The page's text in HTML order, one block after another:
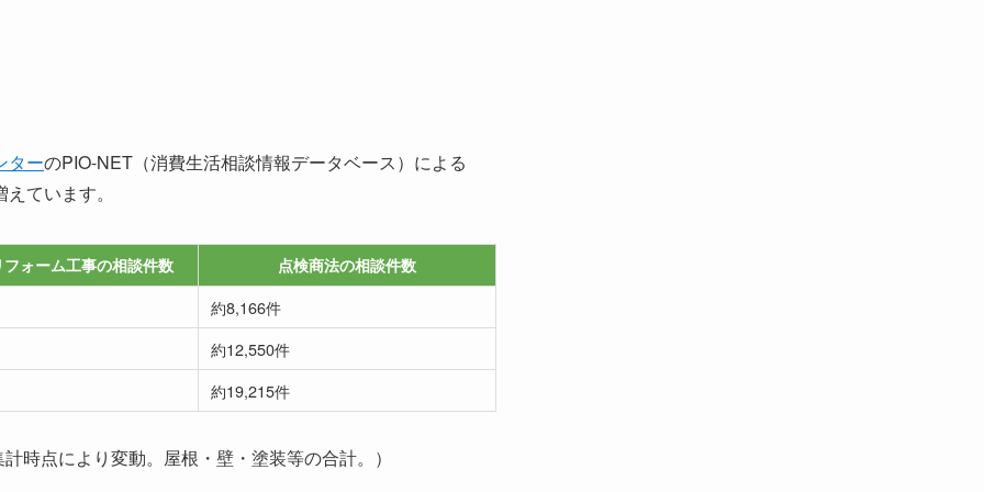
ターのPIO-NET（消費生活相談情報データベース）による
ています。
ォーム工事の相談件数 点検商法の相談件数
約8,166件
約12,550件
約19,215件
時点により変動。屋根・壁・塗装等の合計。）